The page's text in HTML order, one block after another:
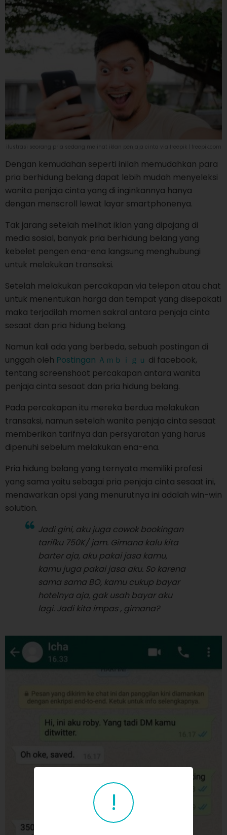
ilustrasi seorang pria sedang melihat iklan penjaja cinta via freepik | freepik.com
Dengan kemudahan seperti inilah memudahkan para
pria berhidung belang dapat lebih mudah menyeleksi
wanita penjaja cinta yang di inginkannya hanya
dengan menscroll lewat layar smartphonenya.
Tak jarang setelah melihat iklan yang dipajang di
media sosial, banyak pria berhidung belang yang
kebelet pengen ena-ena langsung menghubungi
untuk melakukan transaksi.
Setelah melakukan percakapan via telepon atau chat
untuk menentukan harga dan tempat yang disepakati
maka terjadilah momen sakral antara penjaja cinta
sesaat dan pria hidung belang.
Namun kali ada yang berbeda, sebuah postingan di
unggah oleh Postingan Ａｍｂｉｇｕ di facebook,
tentang screenshoot percakapan antara wanita
penjaja cinta sesaat dan pria hidung belang.
Pada percakapan itu mereka berdua melakukan
transaksi, namun setelah wanita penjaja cinta sesaat
memberikan tarifnya dan persyaratan yang harus
dipenuhi sebelum melakukan ena-ena.
Pria hidung belang yang ternyata memiliki profesi
yang sama yaitu sebagai pria penjaja cinta sesaat ini,
menawarkan opsi yang menurutnya ini adalah win-win
solution.
Jadi gini, aku juga cowok bookingan
tarifku 750K/ jam. Gimana kalu kita
barter aja, aku pakai jasa kamu,
kamu juga pakai jasa aku. So karena
sama sama BO, kamu cukup bayar
hotelnya aja, gak usah bayar aku
lagi. Jadi kita impas , gimana?
!